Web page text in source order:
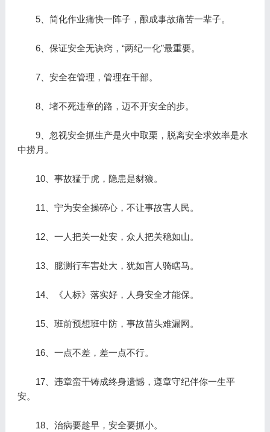
5、简化作业痛快一阵子，酿成事故痛苦一辈子。
6、保证安全无诀窍，“两纪一化”最重要。
7、安全在管理，管理在干部。
8、堵不死违章的路，迈不开安全的步。
9、忽视安全抓生产是火中取栗，脱离安全求效率是水
中捞月。
10、事故猛于虎，隐患是豺狼。
11、宁为安全操碎心，不让事故害人民。
12、一人把关一处安，众人把关稳如山。
13、臆测行车害处大，犹如盲人骑瞎马。
14、《人标》落实好，人身安全才能保。
15、班前预想班中防，事故苗头难漏网。
16、一点不差，差一点不行。
17、违章蛮干铸成终身遗憾，遵章守纪伴你一生平
安。
18、治病要趁早，安全要抓小。